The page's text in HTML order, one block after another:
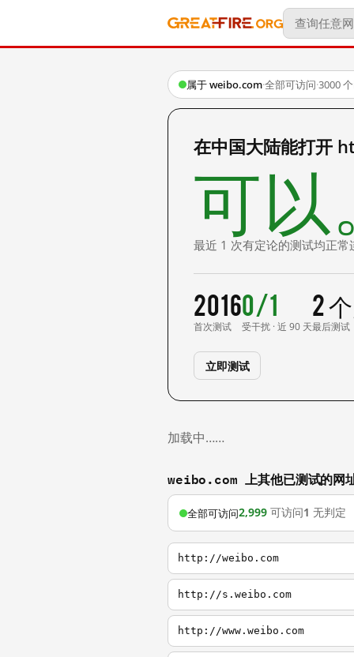
属于 weibo.com·全部可访问·3000
在中国大陆能打开
可以
最近 1 次有定论的测试均正常
2016
首次测试
0/1
受干扰 · 近 90 天
2
最后测试
立即测试
加载中……
weibo.com 上其他已测试的网
全部可访问2,999 可访问1 无判定
http://weibo.com
http://s.weibo.com
http://www.weibo.com